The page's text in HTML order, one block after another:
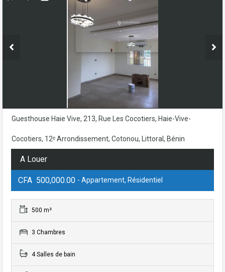
Guesthouse Haie Vive, 213, Rue Les Cocotiers, Haie-Vive-
Cocotiers, 12ᵉ Arrondissement, Cotonou, Littoral, Bénin
A Louer
CFA 500,000.00 - Appartement, Résidentiel
500 m²
3 Chambres
4 Salles de bain